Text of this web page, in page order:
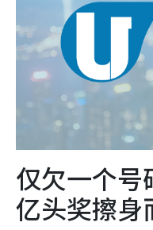
仅欠一个号
亿头奖擦身